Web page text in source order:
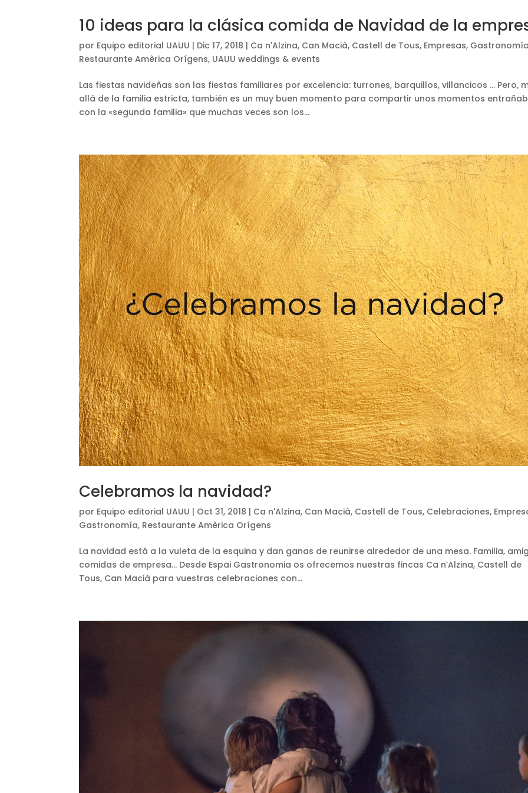
10 ideas para la clásica comida de Navidad de la
por Equipo editorial UAUU | Dic 17, 2018 | Ca n'Alzina, Can Macià, Castell de Tous, Empresas,
Restaurante Amèrica Orígens, UAUU weddings & events
Las fiestas navideñas son las fiestas familiares por excelencia: turrones, barquillos, villancicos … Pero,
allá de la familia estricta, también es un muy buen momento para compartir unos momentos
con la «segunda familia» que muchas veces son los...
Celebramos la navidad?
por Equipo editorial UAUU | Oct 31, 2018 | Ca n'Alzina, Can Macià, Castell de Tous, Celebraciones,
Gastronomía, Restaurante Amèrica Orígens
La navidad está a la vuleta de la esquina y dan ganas de reunirse alrededor de una mesa. Familia,
comidas de empresa… Desde Espai Gastronomia os ofrecemos nuestras fincas Ca n’Alzina, Castell de
Tous, Can Macià para vuestras celebraciones con...